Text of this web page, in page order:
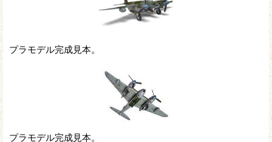
プラモデル完成見本。
プラモデル完成見本。